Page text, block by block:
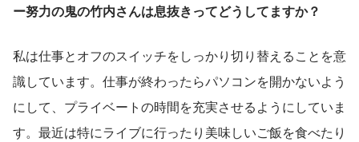
ー努力の鬼の竹内さんは息抜きってどうしてますか？
私は仕事とオフのスイッチをしっかり切り替えることを意
識しています。仕事が終わったらパソコンを開かないよう
にして、プライベートの時間を充実させるようにしていま
す。最近は特にライブに行ったり美味しいご飯を食べたり